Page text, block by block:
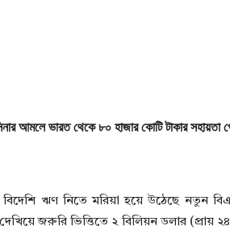
আমলে ভারত থেকে ৮০ হাজার কোটি টাকার সহায়তা
বিদেশি ঋণ নিতে মরিয়া হয়ে উঠেছে নতুন
জরুরি ভিত্তিতে ২ বিলিয়ন ডলার (প্রায়